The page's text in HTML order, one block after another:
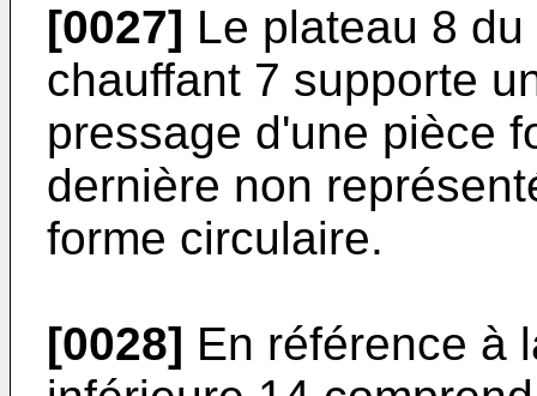
[0027] Le plateau 8
chauffant 7 supporte
pressage d'une pièce
dernière non
forme circulaire.
[0028] En référence à